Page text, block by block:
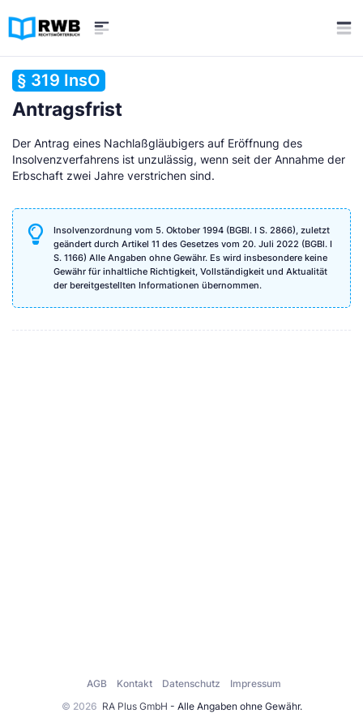
§ 319 InsO
Antragsfrist
Der Antrag eines Nachlaßgläubigers auf Eröffnung des
Insolvenzverfahrens ist unzulässig, wenn seit der Annahme der
Erbschaft zwei Jahre verstrichen sind.
Insolvenzordnung vom 5. Oktober 1994 (BGBl. I S. 2866), zuletzt
geändert durch Artikel 11 des Gesetzes vom 20. Juli 2022 (BGBl. I
S. 1166) Alle Angaben ohne Gewähr. Es wird insbesondere keine
Gewähr für inhaltliche Richtigkeit, Vollständigkeit und Aktualität
der bereitgestellten Informationen übernommen.
© 2026 RA Plus GmbH - Alle Angaben ohne Gewähr.
AGB Kontakt Datenschutz Impressum